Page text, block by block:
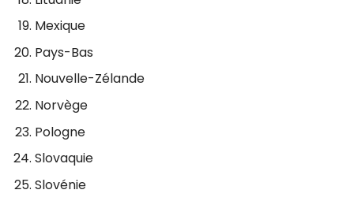
Mexique
Pays-Bas
Nouvelle-Zélande
Norvège
Pologne
Slovaquie
Slovénie